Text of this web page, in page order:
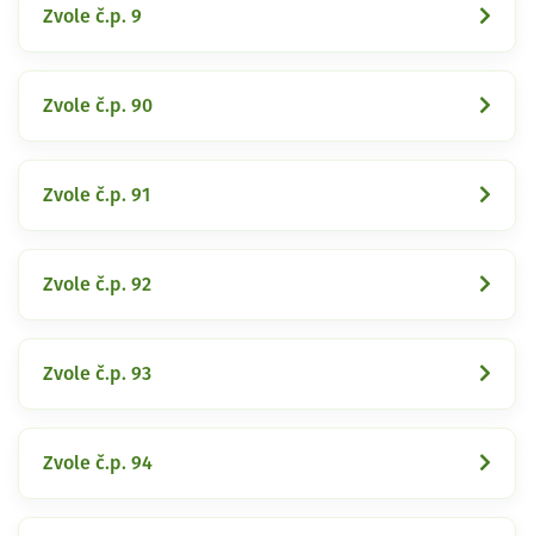
Zvole č.p. 9
Zvole č.p. 90
Zvole č.p. 91
Zvole č.p. 92
Zvole č.p. 93
Zvole č.p. 94